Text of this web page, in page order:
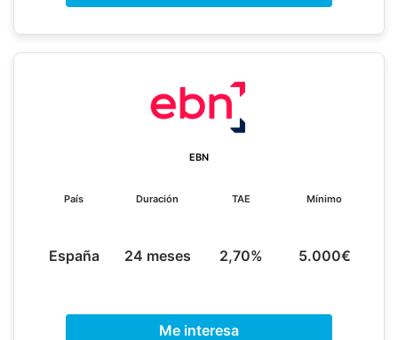
EBN
País
España
Duración
24 meses
TAE
2,70%
Mínimo
5.000€
Me interesa